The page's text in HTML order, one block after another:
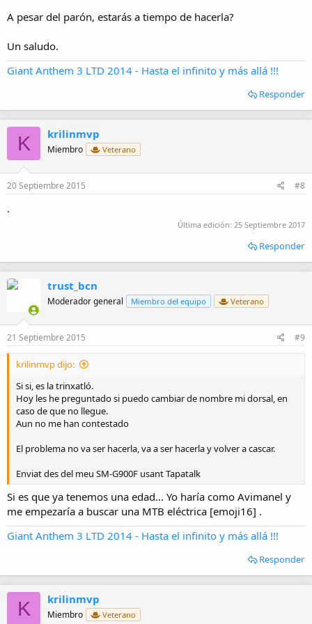
A pesar del parón, estarás a tiempo de hacerla?
Un saludo.
Giant Anthem 3 LTD 2014 - Hasta el infinito y más allá !!!
Responder
K krilinmvp
Miembro Veterano
20 Septiembre 2015 #8
.
Última edición: 25 Septiembre 2017
Responder
trust_bcn
Moderador general Miembro del equipo Veterano
21 Septiembre 2015 #9
krilinmvp dijo:
Si si, es la trinxatló.
Hoy les he preguntado si puedo cambiar de nombre mi dorsal, en
caso de que no llegue.
Aun no me han contestado
El problema no va ser hacerla, va a ser hacerla y volver a cascar.
Enviat des del meu SM-G900F usant Tapatalk
Si es que ya tenemos una edad... Yo haría como Avimanel y
me empezaría a buscar una MTB eléctrica [emoji16] .
Giant Anthem 3 LTD 2014 - Hasta el infinito y más allá !!!
Responder
K krilinmvp
Miembro Veterano